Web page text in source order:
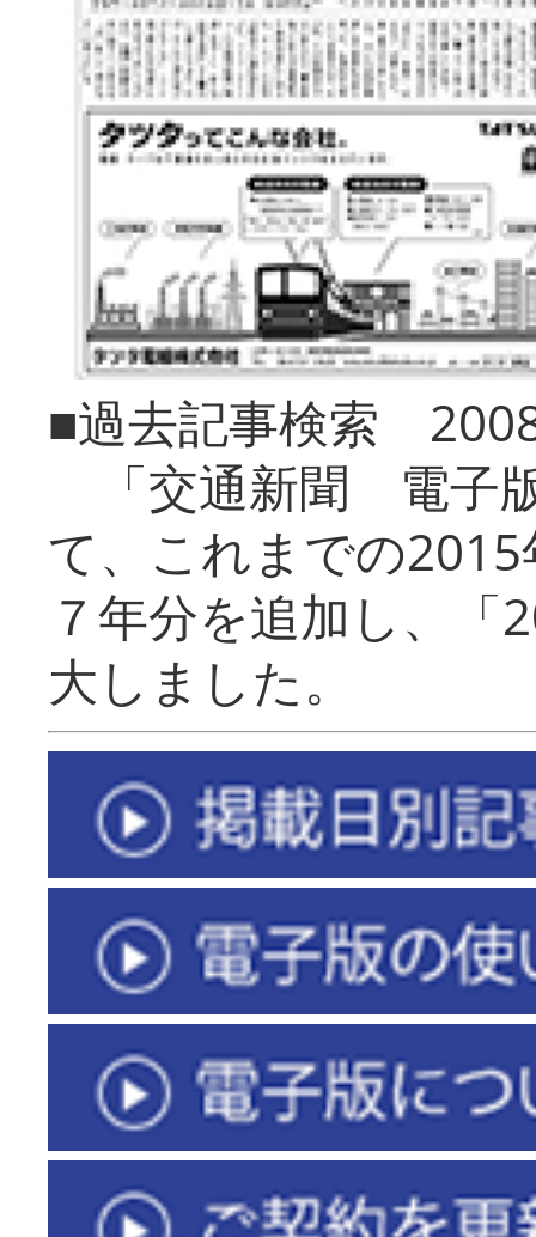
■過去記事検索
「交通新聞 電子
て、これまでの
７年分を追加し、「
大しまし